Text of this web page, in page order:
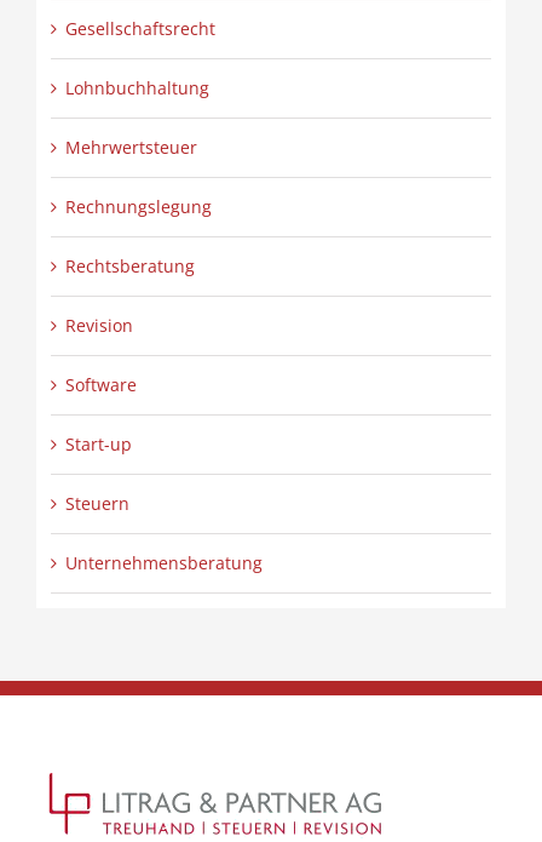
Gesellschaftsrecht
Lohnbuchhaltung
Mehrwertsteuer
Rechnungslegung
Rechtsberatung
Revision
Software
Start-up
Steuern
Unternehmensberatung